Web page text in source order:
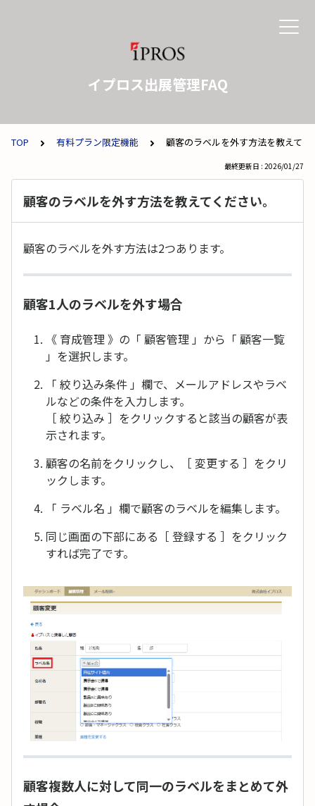
イプロス出展管理FAQ
TOP 有料プラン限定機能 顧客のラベルを外す方法を教えてく
最終更新日 : 2026/01/27
顧客のラベルを外す方法を教えてください。
顧客のラベルを外す方法は2つあります。
顧客1人のラベルを外す場合
《 育成管理 》の「 顧客管理 」から「 顧客一覧
」を選択します。
「 絞り込み条件 」欄で、メールアドレスやラベ
ルなどの条件を入力します。
［ 絞り込み ］をクリックすると該当の顧客が表
示されます。
顧客の名前をクリックし、［ 変更する ］をクリ
ックします。
「 ラベル名 」欄で顧客のラベルを編集します。
同じ画面の下部にある［ 登録する ］をクリック
すれば完了です。
顧客複数人に対して同一のラベルをまとめて外